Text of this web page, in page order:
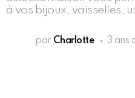
à vos bijoux, vaisselles,
par Charlotte 3 ans